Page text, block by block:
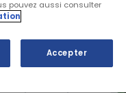
pouvez aussi consulter
Accepter